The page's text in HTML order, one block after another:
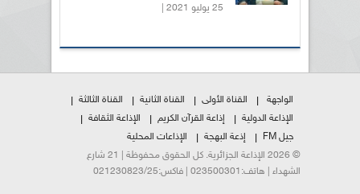
25 يوليو 2021 |
الواجهة القناة الأولى القناة الثانية
القناة الثالثة
الإذاعة الدولية
إذاعة القرآن الكريم
الإذاعة الثقافة
جيل FM
إذعة البهجة
الإذاعات المحلية
© 2026 الإذاعة الجزائرية. كل الحقوق محفوظة | 21 شارع
الشهداء | هاتف:023500301 | فاكس:021230823/25